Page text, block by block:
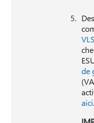
de
aici.